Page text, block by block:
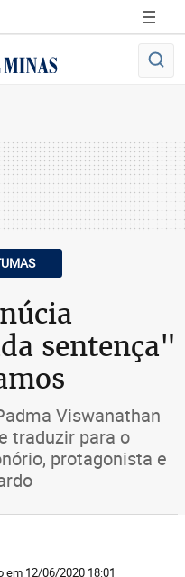
sentença"
Viswanathan
traduzir para o
protagonista e
em 12/06/2020 18:01